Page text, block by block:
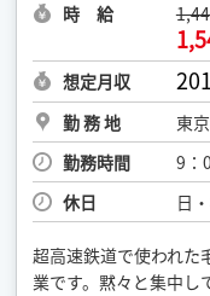
時 給
想定月収
勤 務 地
東
勤務時間
9：
休日
日
超高速鉄道で使われた
業です。黙々と集中し